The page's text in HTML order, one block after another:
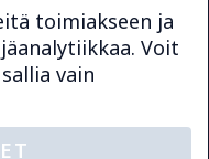
Oy
toimiakseen ja
Voit
vain